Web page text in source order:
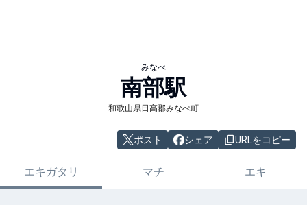
みなべ
南部駅
和歌山県日高郡みなべ町
ポスト シェア URLをコピー
エキガタリ マチ エキ